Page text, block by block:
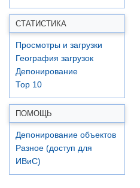
СТАТИСТИКА
Просмотры и загрузки
География загрузок
Депонирование
Top 10
ПОМОЩЬ
Депонирование объектов
Разное (доступ для
ИВиС)